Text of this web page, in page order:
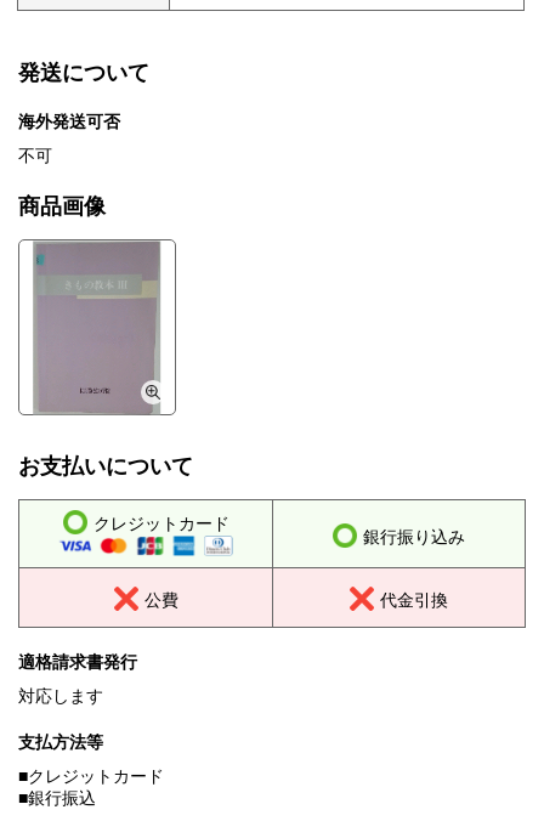
発送について
海外発送可否
不可
商品画像
お支払いについて
クレジットカード
銀行振り込み
公費 代金引換
適格請求書発行
対応します
支払方法等
■クレジットカード
■銀行振込